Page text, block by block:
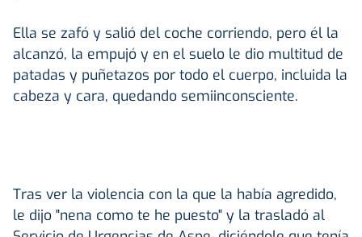
Ella se zafó y salió del coche corriendo, pero él la
alcanzó, la empujó y en el suelo le dio multitud de
patadas y puñetazos por todo el cuerpo, incluida la
cabeza y cara, quedando semiinconsciente.
Tras ver la violencia con la que la había agredido,
le dijo "nena como te he puesto" y la trasladó al